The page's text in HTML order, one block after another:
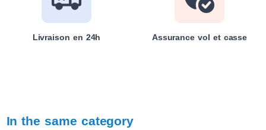
Livraison en 24h Assurance vol et casse
In the same category